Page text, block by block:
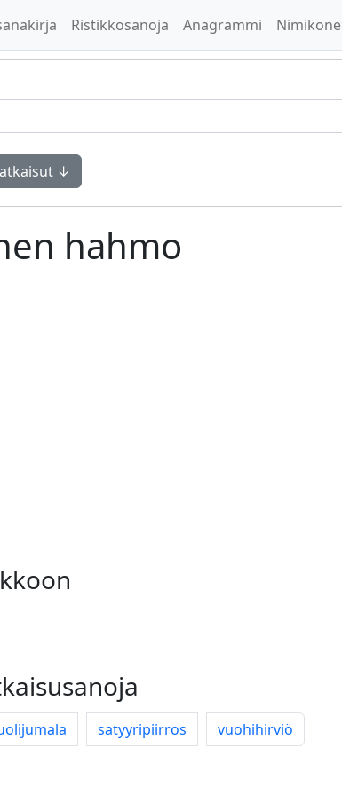
Ristikkosanoja Anagrammi Nimikone
↓
hahmo
satyyripiirros vuohihirviö